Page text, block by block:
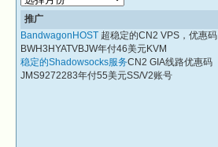
档
推广
BandwagonHOST 超稳定的CN2 VPS，优惠码
BWH3HYATVBJW年付46美元KVM
稳定的Shadowsocks服务CN2 GIA线路优惠码
JMS9272283年付55美元SS/V2账号